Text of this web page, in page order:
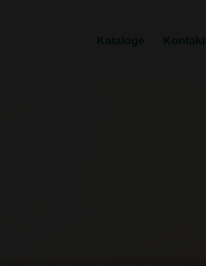
Kataloge Kontakt